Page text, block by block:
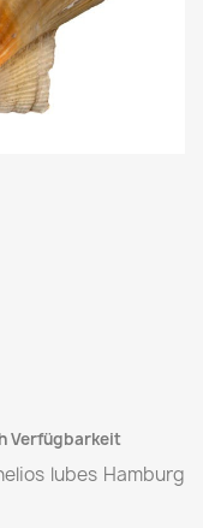
Verfügbarkeit
lubes Hamburg